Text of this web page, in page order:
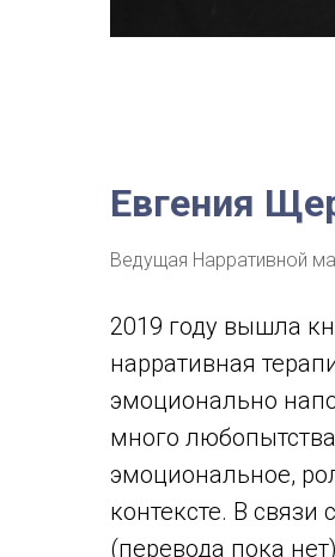
Евгения
Ведущая Нарративной
2019 году вышла
нарративная
эмоционально
много
эмоциональное,
контексте. В связи
(перевода пока